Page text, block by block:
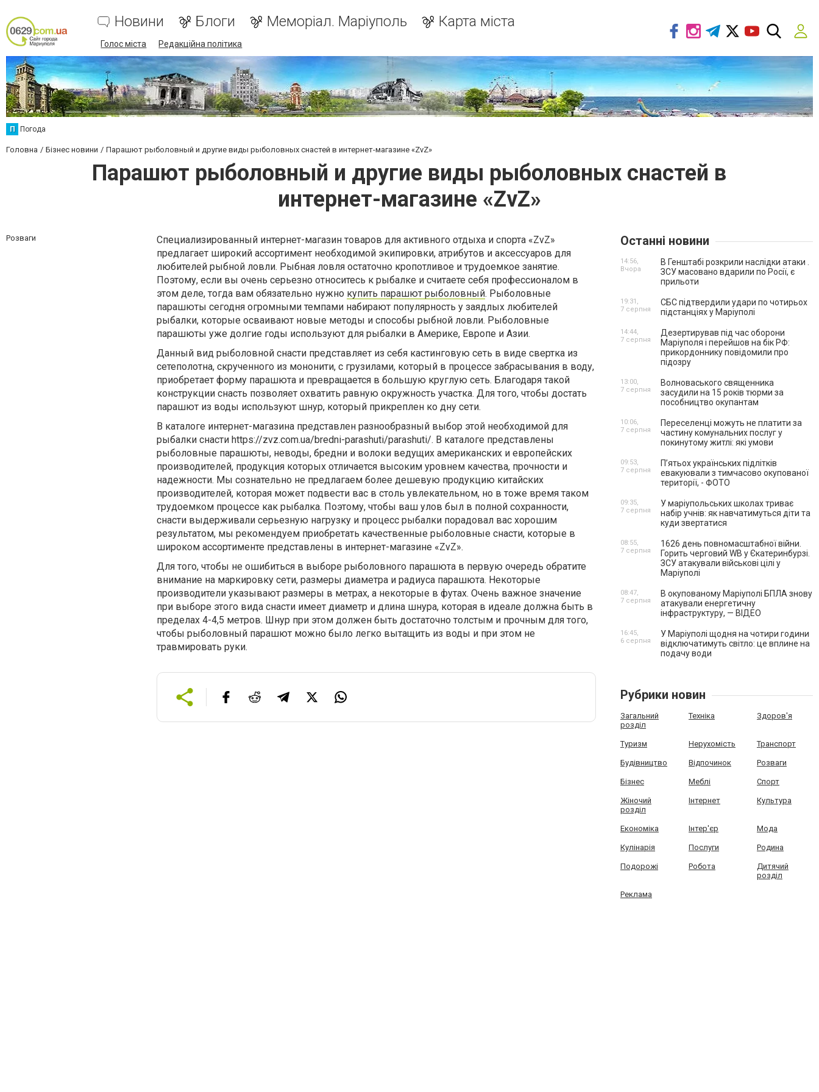
Новини Блоги Меморіал. Маріуполь Карта міста
Голос міста Редакційна політика
П Погода
Головна Бізнес новини Парашют рыболовный и другие виды рыболовных снастей в интернет-магазине «ZvZ»
Парашют рыболовный и другие виды рыболовных снастей в
интернет-магазине «ZvZ»
Розваги
Специализированный интернет-магазин товаров для активного отдыха и спорта «ZvZ»
предлагает широкий ассортимент необходимой экипировки, атрибутов и аксессуаров для
любителей рыбной ловли. Рыбная ловля остаточно кропотливое и трудоемкое занятие.
Поэтому, если вы очень серьезно относитесь к рыбалке и считаете себя профессионалом в
этом деле, тогда вам обязательно нужно купить парашют рыболовный. Рыболовные
парашюты сегодня огромными темпами набирают популярность у заядлых любителей
рыбалки, которые осваивают новые методы и способы рыбной ловли. Рыболовные
парашюты уже долгие годы используют для рыбалки в Америке, Европе и Азии.
Данный вид рыболовной снасти представляет из себя кастинговую сеть в виде свертка из
сетеполотна, скрученного из мононити, с грузилами, который в процессе забрасывания в воду,
приобретает форму парашюта и превращается в большую круглую сеть. Благодаря такой
конструкции снасть позволяет охватить равную окружность участка. Для того, чтобы достать
парашют из воды используют шнур, который прикреплен ко дну сети.
В каталоге интернет-магазина представлен разнообразный выбор этой необходимой для
рыбалки снасти https://zvz.com.ua/bredni-parashuti/parashuti/. В каталоге представлены
рыболовные парашюты, неводы, бредни и волоки ведущих американских и европейских
производителей, продукция которых отличается высоким уровнем качества, прочности и
надежности. Мы сознательно не предлагаем более дешевую продукцию китайских
производителей, которая может подвести вас в столь увлекательном, но в тоже время таком
трудоемком процессе как рыбалка. Поэтому, чтобы ваш улов был в полной сохранности,
снасти выдерживали серьезную нагрузку и процесс рыбалки порадовал вас хорошим
результатом, мы рекомендуем приобретать качественные рыболовные снасти, которые в
широком ассортименте представлены в интернет-магазине «ZvZ».
Для того, чтобы не ошибиться в выборе рыболовного парашюта в первую очередь обратите
внимание на маркировку сети, размеры диаметра и радиуса парашюта. Некоторые
производители указывают размеры в метрах, а некоторые в футах. Очень важное значение
при выборе этого вида снасти имеет диаметр и длина шнура, которая в идеале должна быть в
пределах 4-4,5 метров. Шнур при этом должен быть достаточно толстым и прочным для того,
чтобы рыболовный парашют можно было легко вытащить из воды и при этом не
травмировать руки.
Останні новини
В Генштабі розкрили наслідки атаки .
ЗСУ масовано вдарили по Росії, є
прильоти
14:56,
Вчора
СБС підтвердили удари по чотирьох
підстанціях у Маріуполі
19:31,
7 серпня
Дезертирував під час оборони
Маріуполя і перейшов на бік РФ:
прикордоннику повідомили про
підозру
14:44,
7 серпня
Волноваського священника
засудили на 15 років тюрми за
пособництво окупантам
13:00,
7 серпня
Переселенці можуть не платити за
частину комунальних послуг у
покинутому житлі: які умови
10:06,
7 серпня
П’ятьох українських підлітків
евакуювали з тимчасово окупованої
території, - ФОТО
09:53,
7 серпня
У маріупольських школах триває
набір учнів: як навчатимуться діти та
куди звертатися
09:35,
7 серпня
1626 день повномасштабної війни.
Горить черговий WB у Єкатеринбурзі.
ЗСУ атакували військові цілі у
Маріуполі
08:55,
7 серпня
В окупованому Маріуполі БПЛА знову
атакували енергетичну
інфраструктуру, — ВІДЕО
08:47,
7 серпня
У Маріуполі щодня на чотири години
відключатимуть світло: це вплине на
подачу води
16:45,
6 серпня
Рубрики новин
Загальний
розділ
Техніка Здоров'я
Туризм Нерухомість Транспорт
Будівництво Відпочинок Розваги
Бізнес Меблі Спорт
Жіночий
розділ
Інтернет Культура
Економіка Інтер'єр Мода
Кулінарія Послуги Родина
Подорожі Робота
Дитячий
розділ
Реклама